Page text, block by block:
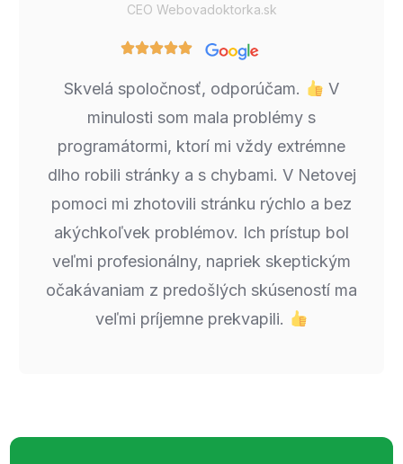
CEO Webovadoktorka.sk
Skvelá spoločnosť, odporúčam.
V
minulosti som mala problémy s
programátormi, ktorí mi vždy extrémne
dlho robili stránky a s chybami. V Netovej
pomoci mi zhotovili stránku rýchlo a bez
akýchkoľvek problémov. Ich prístup bol
veľmi profesionálny, napriek skeptickým
očakávaniam z predošlých skúseností ma
veľmi príjemne prekvapili.